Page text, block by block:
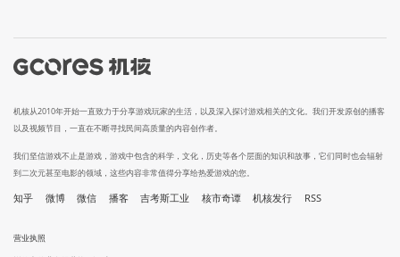
机核从2010年开始一直致力于分享游戏玩家的生活，以及深入探讨游戏相关的文化。我们开发原创的播客
以及视频节目，一直在不断寻找民间高质量的内容创作者。
我们坚信游戏不止是游戏，游戏中包含的科学，文化，历史等各个层面的知识和故事，它们同时也会辐射
到二次元甚至电影的领域，这些内容非常值得分享给热爱游戏的您。
知乎 微博 微信 播客 吉考斯工业 核市奇谭 机核发行 RSS
营业执照